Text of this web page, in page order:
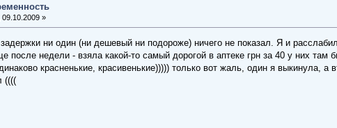
09.10.2009 »
ни один (ни дешевый ни подороже) ничего не показал. Я и
после недели - взяла какой-то самый дорогой в аптеке грн за 40 у них
красненькие, красивенькие))))) только вот жаль, один я выкинула, а
((((